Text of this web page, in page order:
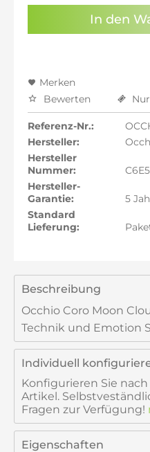
Sie haben die
Kenntnis genommen.
In den
Merken
Bewerten
Referenz-Nr.:
Hersteller:
Hersteller
Nummer:
Hersteller-
Garantie:
5
Standard
Lieferung:
Beschreibung
Occhio Coro Moon
Technik und Emotion
Individuell
Konfigurieren Sie
Artikel.
Fragen zur Verfügung!
Eigenschaften